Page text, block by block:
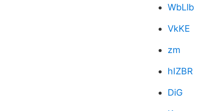
WbLlb
VkKE
zm
hIZBR
DiG